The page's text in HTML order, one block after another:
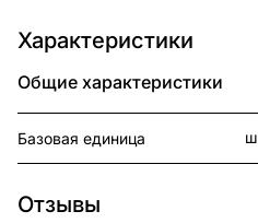
Характеристики
Общие характеристики
Базовая единица
Отзывы